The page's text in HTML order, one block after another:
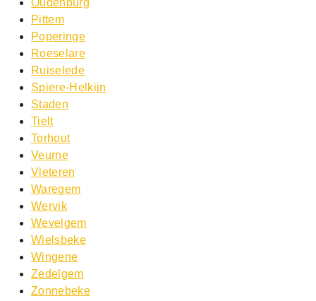
Oudenburg
Pittem
Poperinge
Roeselare
Ruiselede
Spiere-Helkijn
Staden
Tielt
Torhout
Veurne
Vleteren
Waregem
Wervik
Wevelgem
Wielsbeke
Wingene
Zedelgem
Zonnebeke